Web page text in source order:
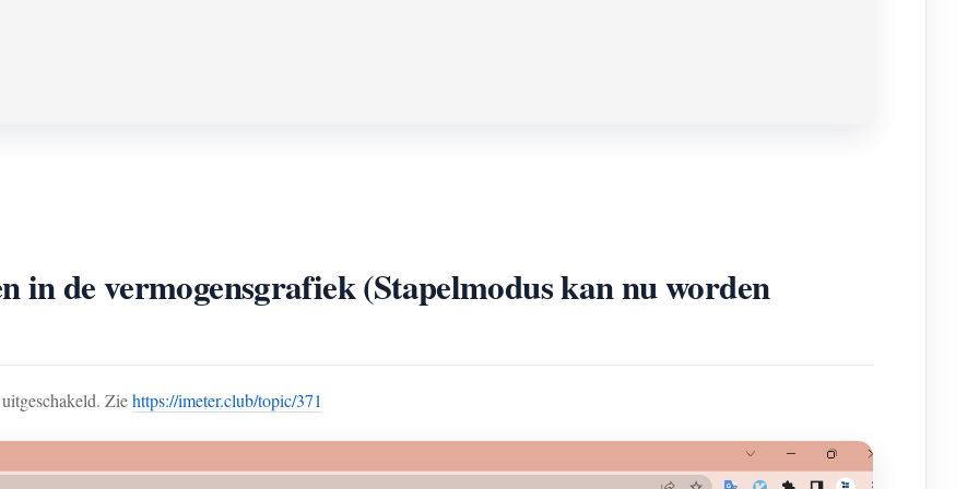
in de vermogensgrafiek (Stapelmodus kan nu worden
Ziehttps://imeter.club/topic/371